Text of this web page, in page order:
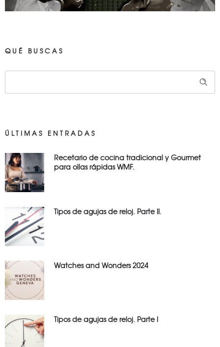
QUÉ BUSCAS
ÚLTIMAS ENTRADAS
Recetario de cocina tradicional y Gourmet
para ollas rápidas WMF.
Tipos de agujas de reloj. Parte II.
Watches and Wonders 2024
Tipos de agujas de reloj. Parte I